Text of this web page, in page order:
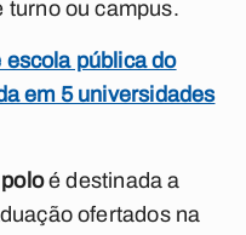
turno ou campus.
escola pública do
em 5 universidades
é destinada a
ofertados na